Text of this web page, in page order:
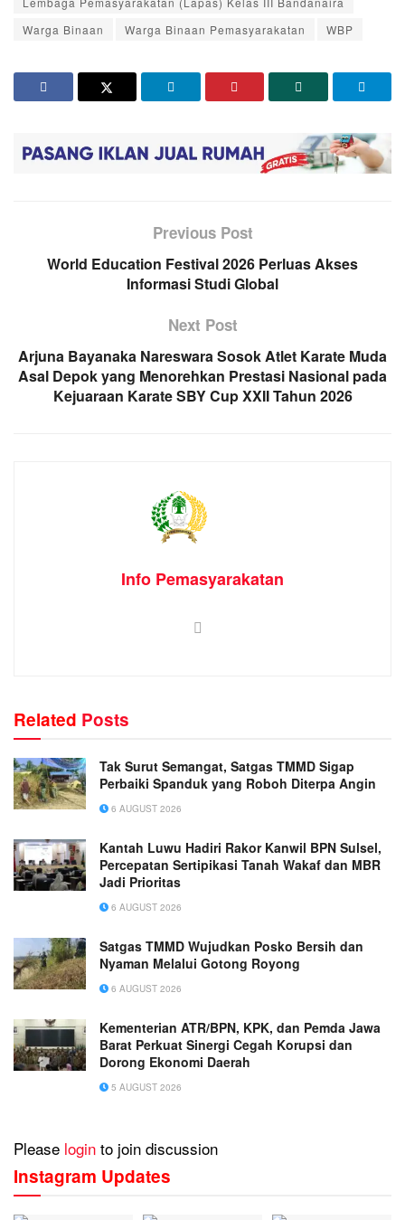
Warga Binaan
Warga Binaan Pemasyarakatan WBP
Previous Post
World Education Festival 2026 Perluas Akses
Informasi Studi Global
Next Post
Arjuna Bayanaka Nareswara Sosok Atlet Karate Muda
Asal Depok yang Menorehkan Prestasi Nasional pada
Kejuaraan Karate SBY Cup XXII Tahun 2026
Info Pemasyarakatan
Related Posts
Tak Surut Semangat, Satgas TMMD Sigap
Perbaiki Spanduk yang Roboh Diterpa Angin
6 AUGUST 2026
Kantah Luwu Hadiri Rakor Kanwil BPN Sulsel,
Percepatan Sertipikasi Tanah Wakaf dan MBR
Jadi Prioritas
6 AUGUST 2026
Satgas TMMD Wujudkan Posko Bersih dan
Nyaman Melalui Gotong Royong
6 AUGUST 2026
Kementerian ATR/BPN, KPK, dan Pemda Jawa
Barat Perkuat Sinergi Cegah Korupsi dan
Dorong Ekonomi Daerah
5 AUGUST 2026
Please login to join discussion
Instagram Updates